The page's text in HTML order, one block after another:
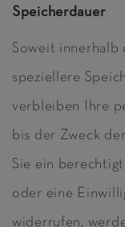
Speicherdauer
Soweit innerhalb
speziellere
verbleiben Ihre
bis der Zweck
Sie ein
oder eine
widerrufen,